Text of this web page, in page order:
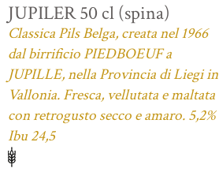
JUPILER 50 cl (spina)
Classica Pils Belga, creata nel 1966
dal birrificio PIEDBOEUF a
JUPILLE, nella Provincia di Liegi in
Vallonia. Fresca, vellutata e maltata
con retrogusto secco e amaro. 5,2%
Ibu 24,5